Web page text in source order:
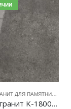
Керамогранит K-1800 LR полированный 59,5×59,5 Kerranova™